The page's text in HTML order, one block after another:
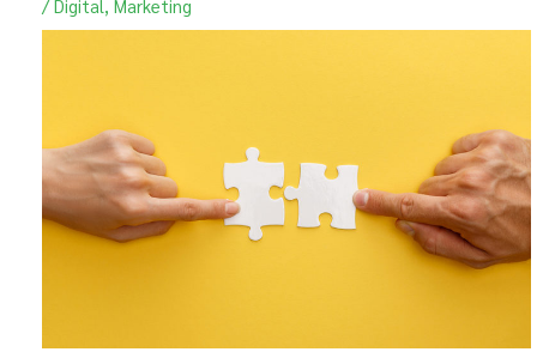
/Digital, Marketing